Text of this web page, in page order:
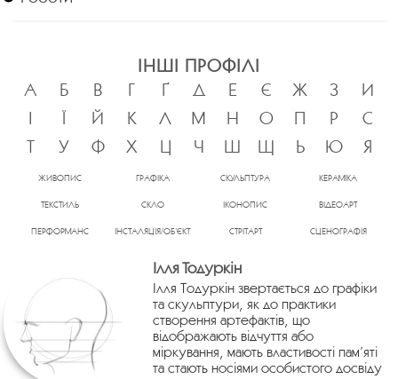
ІНШІ ПРОФІЛІ
А
Б В Г Ґ Д Е Є Ж З
И
І
Ї Й К Л М Н О П Р
С
Т
У Ф Х Ц Ч Ш Щ Ь Ю Я
ЖИВОПИС ГРАФІКА СКУЛЬПТУРА КЕРАМІКА
ТЕКСТИЛЬ СКЛО ІКОНОПИС ВІДЕОАРТ
ПЕРФОРМАНС ІНСТАЛЯЦІЯ/ОБ’ЄКТ СТРІТАРТ СЦЕНОГРАФІЯ
Ілля Тодуркін
Ілля Тодуркін звертається до графіки
та скульптури, як до практики
створення артефактів, що
відображають відчуття або
міркування, мають властивості пам’яті
та стають носіями особистого досвіду